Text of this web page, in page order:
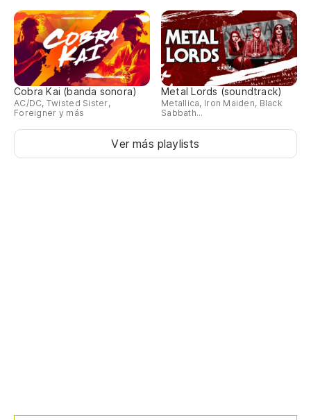
Cobra Kai (banda sonora)
AC/DC, Twisted Sister,
Foreigner y más
Metal Lords (soundtrack)
Metallica, Iron Maiden, Black
Sabbath...
Ver más playlists